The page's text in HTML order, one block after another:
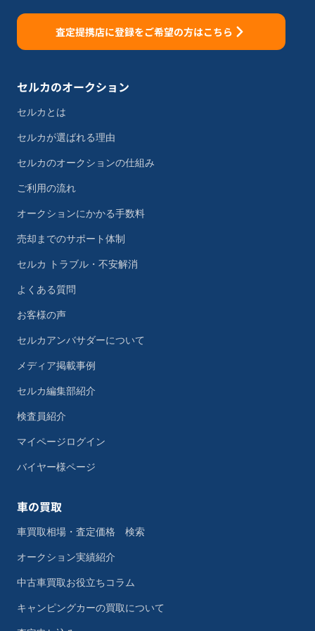
査定提携店に登録をご希望の方はこちら
セルカのオークション
セルカとは
セルカが選ばれる理由
セルカのオークションの仕組み
ご利用の流れ
オークションにかかる手数料
売却までのサポート体制
セルカ トラブル・不安解消
よくある質問
お客様の声
セルカアンバサダーについて
メディア掲載事例
セルカ編集部紹介
検査員紹介
マイページログイン
バイヤー様ページ
車の買取
車買取相場・査定価格 検索
オークション実績紹介
中古車買取お役立ちコラム
キャンピングカーの買取について